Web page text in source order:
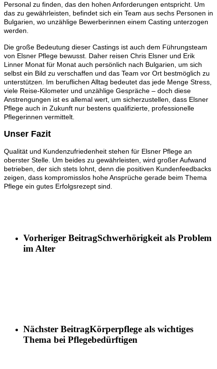
Personal zu finden, das den hohen Anforderungen entspricht. Um
das zu gewährleisten, befindet sich ein Team aus sechs Personen in
Bulgarien, wo unzählige Bewerberinnen einem Casting unterzogen
werden.
Die große Bedeutung dieser Castings ist auch dem Führungsteam
von Elsner Pflege bewusst. Daher reisen Chris Elsner und Erik
Linner Monat für Monat auch persönlich nach Bulgarien, um sich
selbst ein Bild zu verschaffen und das Team vor Ort bestmöglich zu
unterstützen. Im beruflichen Alltag bedeutet das jede Menge Stress,
viele Reise-Kilometer und unzählige Gespräche – doch diese
Anstrengungen ist es allemal wert, um sicherzustellen, dass Elsner
Pflege auch in Zukunft nur bestens qualifizierte, professionelle
Pflegerinnen vermittelt.
Unser Fazit
Qualität und Kundenzufriedenheit stehen für Elsner Pflege an
oberster Stelle. Um beides zu gewährleisten, wird großer Aufwand
betrieben, der sich stets lohnt, denn die positiven Kundenfeedbacks
zeigen, dass kompromisslos hohe Ansprüche gerade beim Thema
Pflege ein gutes Erfolgsrezept sind.
Vorheriger BeitragSchwerhörigkeit als Problem
im Alter
Nächster BeitragKörperpflege als wichtiges
Thema bei Pflegebedürftigen